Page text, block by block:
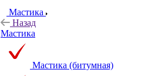
Мастика
Назад
Мастика
Мастика (битумная)